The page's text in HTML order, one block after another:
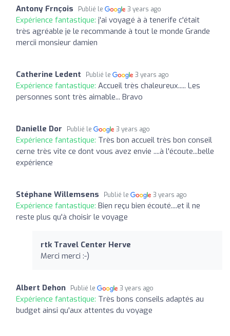
Antony Frnçois Publié le 3 years ago
Expérience fantastique: j'ai voyagé à ️à tenerife c'était
très agréable je le recommande à tout le monde Grande
mercii monsieur damien
Catherine Ledent Publié le 3 years ago
Expérience fantastique: Accueil très chaleureux..... Les
personnes sont très aimable... Bravo
Danielle Dor Publié le 3 years ago
Expérience fantastique: Très bon accueil très bon conseil
cerne très vite ce dont vous avez envie ....à l'écoute...belle
expérience
Stéphane Willemsens Publié le 3 years ago
Expérience fantastique: Bien reçu bien écouté....et il ne
reste plus qu'à choisir le voyage
rtk Travel Center Herve
Merci merci :-)
Albert Dehon Publié le 3 years ago
Expérience fantastique: Très bons conseils adaptés au
budget ainsi qu'aux attentes du voyage